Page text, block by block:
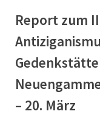
Report zum
Gedenkstätte
– 20. März